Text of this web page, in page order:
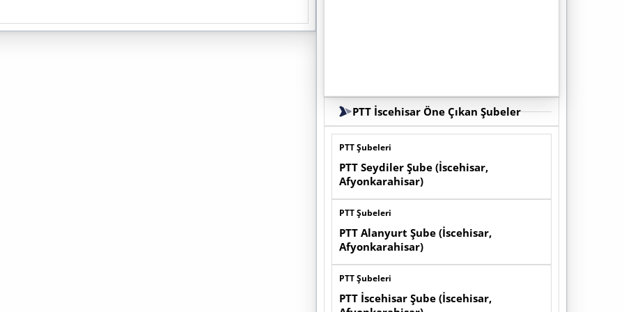
PTT İscehisar Öne Çıkan Şubeler
PTT Şubeleri
PTT Seydiler Şube (İscehisar,
Afyonkarahisar)
PTT Şubeleri
PTT Alanyurt Şube (İscehisar,
Afyonkarahisar)
PTT Şubeleri
PTT İscehisar Şube (İscehisar,